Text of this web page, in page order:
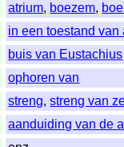
atrium, boezem,
in een toestand van
buis van Eustachius
ophoren van
streng,streng van
aanduiding van de